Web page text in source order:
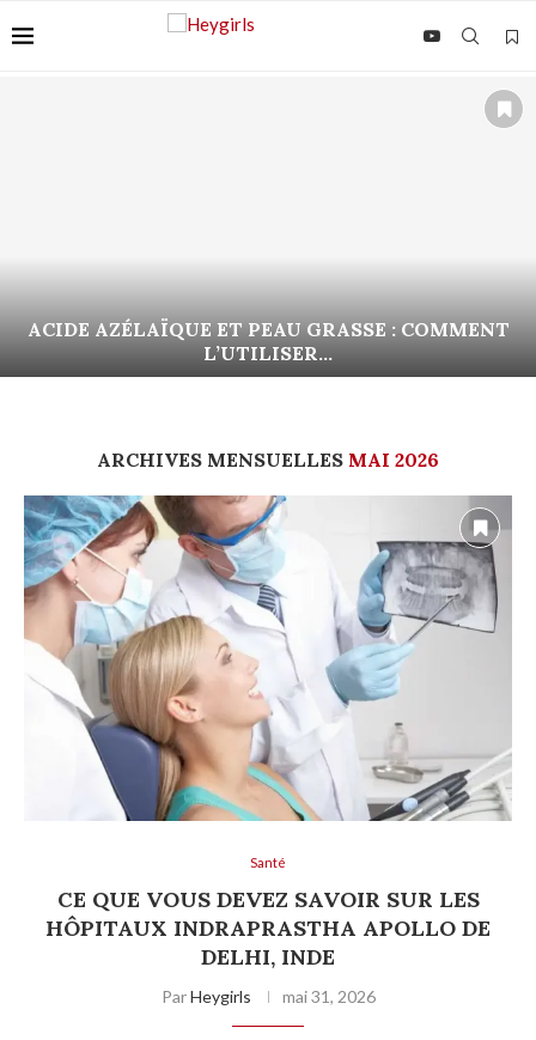
ACIDE AZÉLAÏQUE ET PEAU GRASSE : COMMENT
L’UTILISER...
ARCHIVES MENSUELLES MAI 2026
Santé
CE QUE VOUS DEVEZ SAVOIR SUR LES
HÔPITAUX INDRAPRASTHA APOLLO DE
DELHI, INDE
ParHeygirls mai 31, 2026